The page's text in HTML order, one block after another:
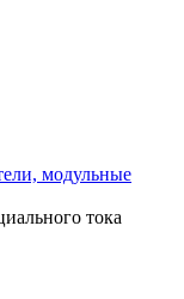
модульные
тока